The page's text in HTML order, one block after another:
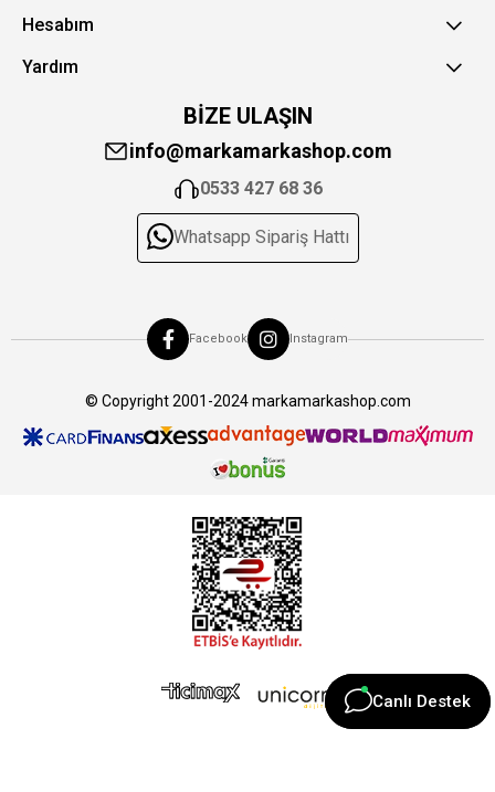
Hesabım
Yardım
BİZE ULAŞIN
info@markamarkashop.com
0533 427 68 36
Whatsapp Sipariş Hattı
Facebook Instagram
© Copyright 2001-2024 markamarkashop.com
Canlı Destek
Canlı Destek